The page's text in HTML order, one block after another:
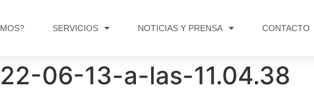
SERVICIOS NOTICIAS Y PRENSA CONTACTO
06-13-a-las-11.04.38